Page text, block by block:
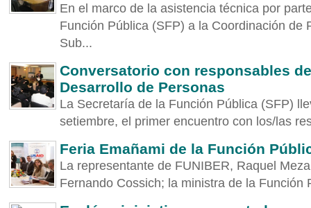
En el marco de la asistencia técnica por
Función Pública (SFP) a la Coordinación de
Sub...
Conversatorio con responsables
Desarrollo de Personas
La Secretaría de la Función Pública (SFP)
setiembre, el primer encuentro con los/las
Feria Emañami de la Función
La representante de FUNIBER, Raquel
Fernando Cossich; la ministra de la Función